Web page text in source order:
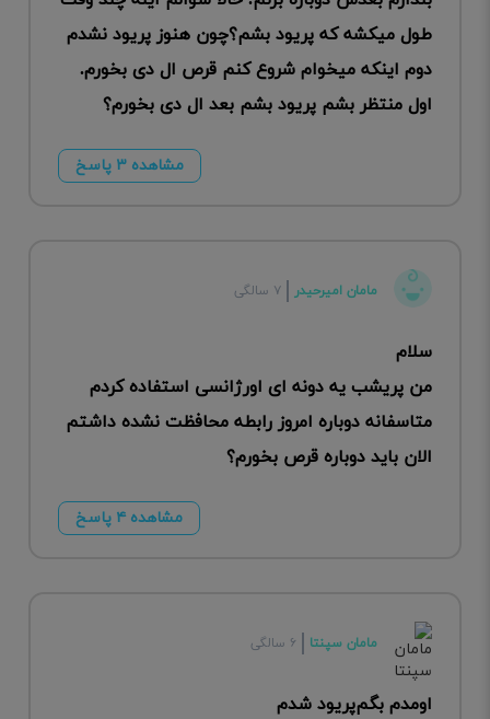
طول میکشه که پریود بشم؟چون هنوز پریود نشدم
دوم اینکه میخوام شروع کنم قرص ال دی بخورم.
اول منتظر بشم پریود بشم بعد ال دی بخورم؟
مشاهده ۳ پاسخ
مامان امیرحیدر ۷ سالگی
سلام
من پریشب یه دونه ای اورژانسی استفاده کردم
متاسفانه دوباره امروز رابطه محافظت نشده داشتم
الان باید دوباره قرص بخورم؟
مشاهده ۴ پاسخ
مامان سپنتا ۶ سالگی
اومدم بگم‌پریود شدم